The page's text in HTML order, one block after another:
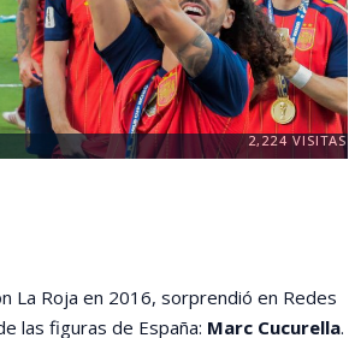
2,224VISITAS
La Roja en 2016, sorprendió en Redes
las figuras de España: Marc Cucurella.